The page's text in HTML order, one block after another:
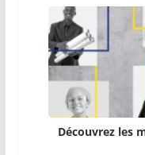
Découvrez les